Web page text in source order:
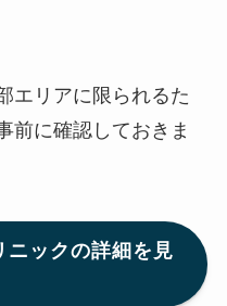
エリアに限られるた
前に確認しておきま
ックの詳細を見